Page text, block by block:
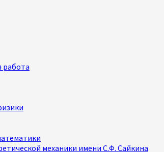
работа
механики имени С.Ф. Сайкина